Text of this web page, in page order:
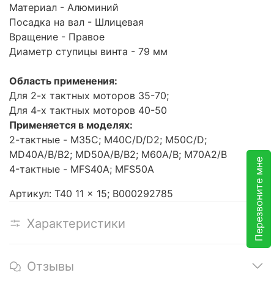
Перезвоните мне
Материал - Алюминий
Посадка на вал - Шлицевая
Вращение - Правое
Диаметр ступицы винта - 79 мм
Область применения:
Для 2-х тактных моторов 35-70;
Для 4-х тактных моторов 40-50
Применяется в моделях:
2-тактные - M35C; M40C/D/D2; M50C/D;
MD40A/B/B2; MD50A/B/B2; M60A/B; M70A2/B
4-тактные - MFS40A; MFS50A
Артикул: T40 11 x 15; В000292785
Характеристики
Отзывы